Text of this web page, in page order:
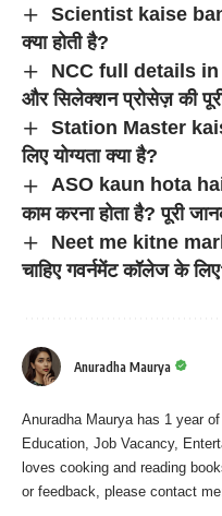
Scientist kaise
क्या होती है?
NCC full details in
और सिलेक्शन प्रोसेज़ की
Station Master
लिए योग्यता क्या है?
ASO kaun hota hai:
काम करना होता है? पूरी
Neet me kitne
चाहिए गवर्नमेंट कॉलेज के
Anuradha Maurya
Anuradha Maurya has 1 year
Education, Job Vacancy,
loves cooking and reading
or feedback, please contact